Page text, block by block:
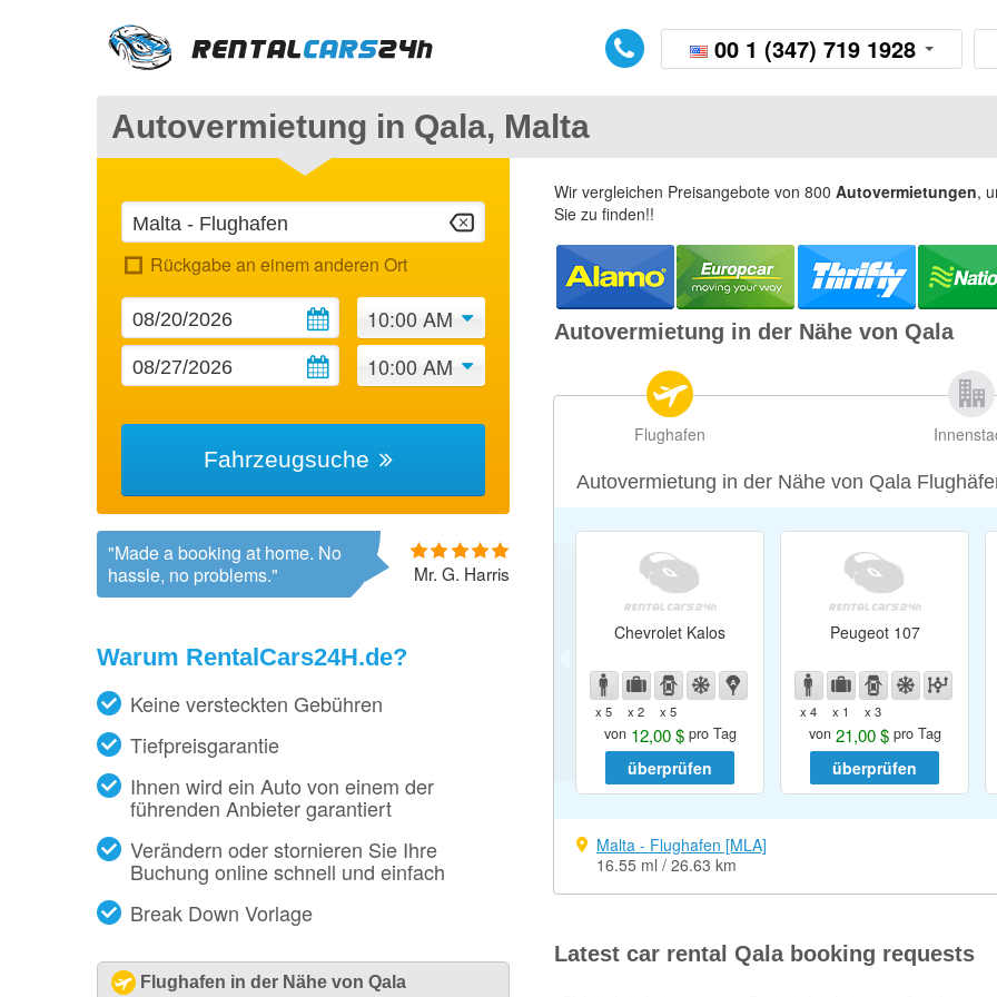
00 1 (347) 719 1928
Autovermietung in Qala, Malta
Wir vergleichen Preisangebote von 800 Autovermietungen,
Sie zu finden!!
Autovermietung in der Nähe von Qala
Flughafen
Autovermietung in der Nähe von Qala
Chevrolet Kalos
x 5 x 2 x 5
von 12,00 $ pro Tag
überprüfen
Peugeot 107
x 4 x 1 x 3
von 21,00 $ pro Tag
überprüfen
Malta - Flughafen [MLA]
16.55 ml / 26.63 km
Latest car rental Qala booking requests
Rückgabe an einem anderen Ort
10:00 AM
10:00 AM
Fahrzeugsuche
Made a booking at home. No
hassle, no problems.
Mr. G. Harris
Warum RentalCars24H.de?
Keine versteckten Gebühren
Tiefpreisgarantie
Ihnen wird ein Auto von einem der
führenden Anbieter garantiert
Verändern oder stornieren Sie Ihre
Buchung online schnell und einfach
Break Down Vorlage
Flughafen in der Nähe von Qala